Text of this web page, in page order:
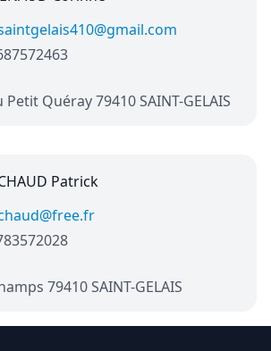
Quéray 79410 SAINT-GELAIS
Patrick
79410 SAINT-GELAIS